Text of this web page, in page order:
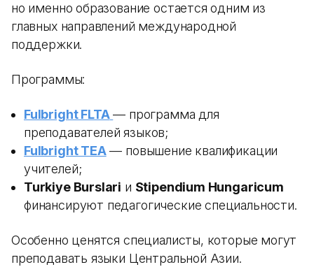
но именно образование остается одним из
главных направлений международной
поддержки.
Программы:
Fulbright FLTA — программа для
преподавателей языков;
Fulbright TEA— повышение квалификации
учителей;
Turkiye Burslari и Stipendium Hungaricum
финансируют педагогические специальности.
Особенно ценятся специалисты, которые могут
преподавать языки Центральной Азии.